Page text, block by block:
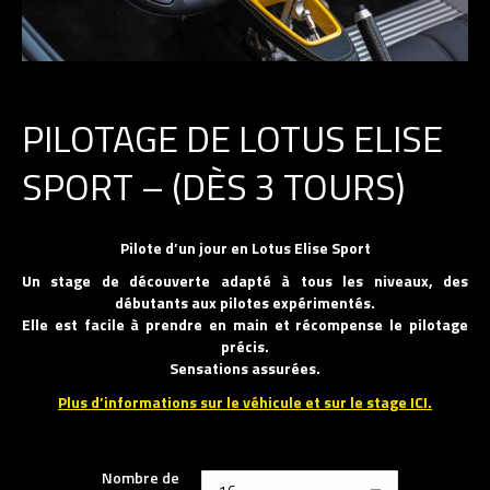
PILOTAGE DE LOTUS ELISE
SPORT – (DÈS 3 TOURS)
Pilote d’un jour en Lotus Elise Sport
Un stage de découverte adapté à tous les niveaux, des
débutants aux pilotes expérimentés.
Elle est facile à prendre en main et récompense le pilotage
précis.
Sensations assurées.
Plus d’informations sur le véhicule et sur le stage ICI.
Nombre de